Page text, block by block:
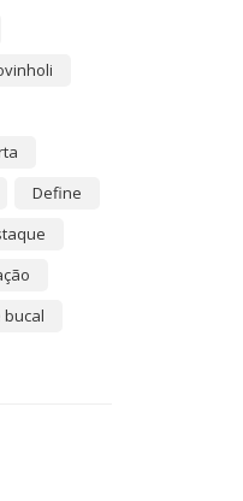
Define
bucal